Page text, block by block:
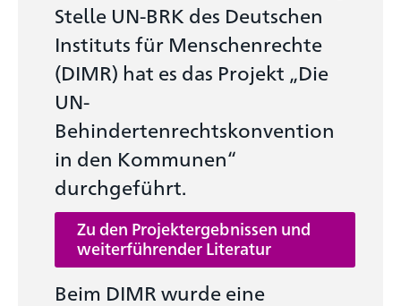
Stelle UN-BRK des Deutschen
Instituts für Menschenrechte
(DIMR) hat es das Projekt „Die
UN-
Behindertenrechtskonvention
in den Kommunen“
durchgeführt.
Zu den Projektergebnissen und
weiterführender Literatur
Beim DIMR wurde eine